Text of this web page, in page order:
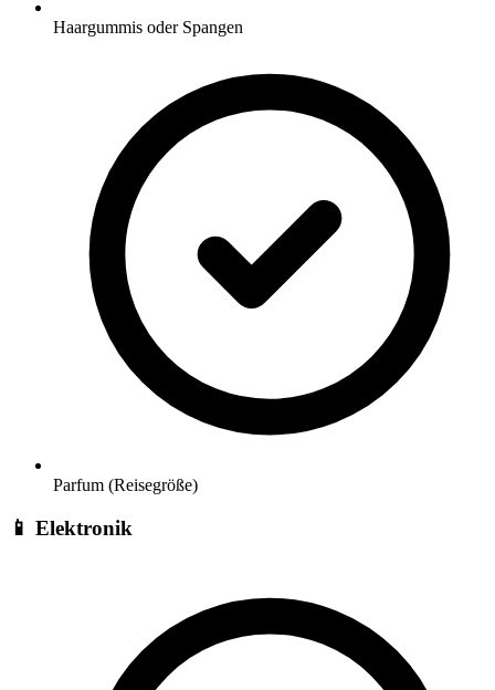
Haargummis oder Spangen
Parfum (Reisegröße)
📱 Elektronik